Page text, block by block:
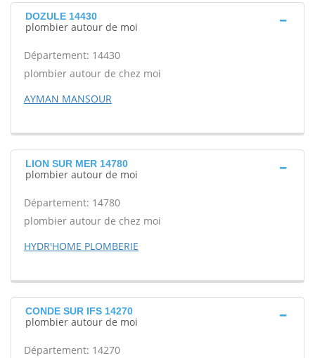
DOZULE 14430
plombier autour de moi
Département: 14430
plombier autour de chez moi
AYMAN MANSOUR
LION SUR MER 14780
plombier autour de moi
Département: 14780
plombier autour de chez moi
HYDR'HOME PLOMBERIE
CONDE SUR IFS 14270
plombier autour de moi
Département: 14270